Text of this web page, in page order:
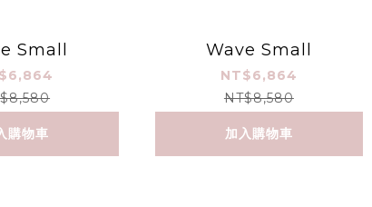
Small
購物車
Wave Small
NT$6,864
NT$8,580
加入購物車